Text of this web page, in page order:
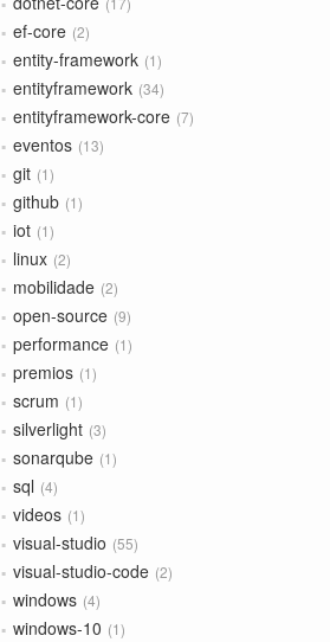
ef-core 2
entity-framework 1
entityframework 34
entityframework-core 7
eventos 13
git 1
github 1
iot 1
linux 2
mobilidade 2
open-source 9
performance 1
premios 1
scrum 1
silverlight 3
sonarqube 1
sql 4
videos 1
visual-studio 55
visual-studio-code 2
windows 4
windows-10 1